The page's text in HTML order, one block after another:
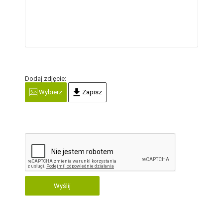
Dodaj zdjęcie:
Wybierz
Zapisz
Wyślij